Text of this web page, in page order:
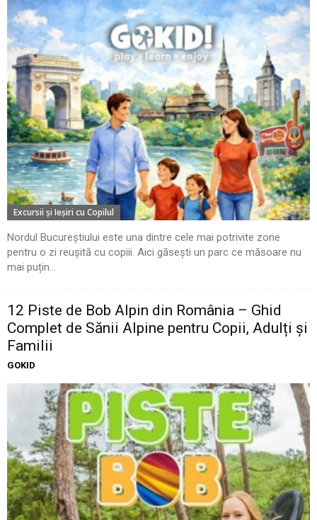
Excursii şi Ieşiri cu Copilul
Nordul Bucureștiului este una dintre cele mai potrivite zone
pentru o zi reușită cu copiii. Aici găsești un parc ce măsoare nu
mai puțin...
12 Piste de Bob Alpin din România – Ghid
Complet de Sănii Alpine pentru Copii, Adulți și
Familii
GOKID